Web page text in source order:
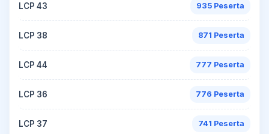
LCP 43 935 Peserta
LCP 38 871 Peserta
LCP 44 777 Peserta
LCP 36 776 Peserta
LCP 37 741 Peserta